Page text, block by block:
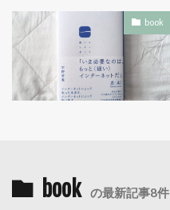
book
book の最新記事8件